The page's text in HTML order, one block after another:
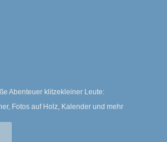
Abenteuer klitzekleiner Leute:
Fotos auf Holz, Kalender und mehr